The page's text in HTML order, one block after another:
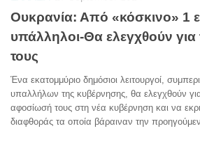
Ουκρανία: Από «κόσκινο» 1
υπάλληλοι-Θα ελεγχθούν
τους
Ένα εκατομμύριο δημόσιοι λειτουργοί,
υπαλλήλων της κυβέρνησης, θα ελεγχθούν
αφοσίωσή τους στη νέα κυβέρνηση και να
διαφθοράς τα οποία βάραιναν την